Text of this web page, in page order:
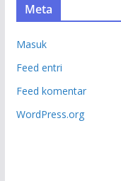
Meta
Masuk
Feed entri
Feed komentar
WordPress.org